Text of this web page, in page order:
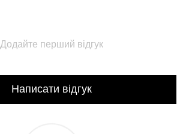
Додайте перший відгук
Написати відгук